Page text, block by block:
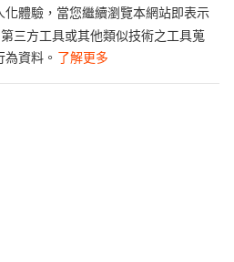
化體驗，當您繼續瀏覽本網站即表示
三方工具或其他類似技術之工具蒐
資料。 了解更多